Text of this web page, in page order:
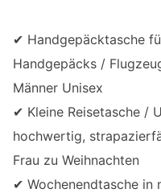
✔ Handgepäcktasche
Handgepäcks /
Männer Unisex
✔ Kleine Reisetasche /
hochwertig,
Frau zu Weihnachten
✔ Wochenendtasche in